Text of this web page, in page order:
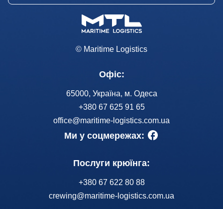
© Maritime Logistics
Офіс:
65000, Україна, м. Одеса
+380 67 625 91 65
office@maritime-logistics.com.ua
Ми у соцмережах:
Послуги крюїнга:
+380 67 622 80 88
crewing@maritime-logistics.com.ua